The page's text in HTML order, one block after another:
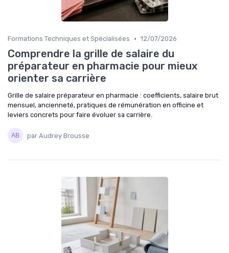
Formations Techniques et Spécialisées • 12/07/2026
Comprendre la grille de salaire du
préparateur en pharmacie pour mieux
orienter sa carrière
Grille de salaire préparateur en pharmacie : coefficients, salaire brut
mensuel, ancienneté, pratiques de rémunération en officine et
leviers concrets pour faire évoluer sa carrière.
par Audrey Brousse